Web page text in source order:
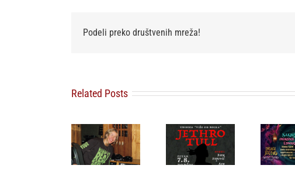
Podeli preko društvenih mreža!
Related Posts
Tribina o
Jethro Tullu i
Ianu
Andersonu
beogradskom
publikom,
grčka pop
ikona stiže